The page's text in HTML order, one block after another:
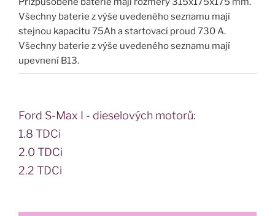
Všechny baterie z výše uvedeného seznamu mají
stejnou kapacitu 75Ah a startovací proud 730 A.
Všechny baterie z výše uvedeného seznamu mají
upevnení B13.
Ford S-Max I - dieselových motorů:
1.8 TDCi
2.0 TDCi
2.2 TDCi